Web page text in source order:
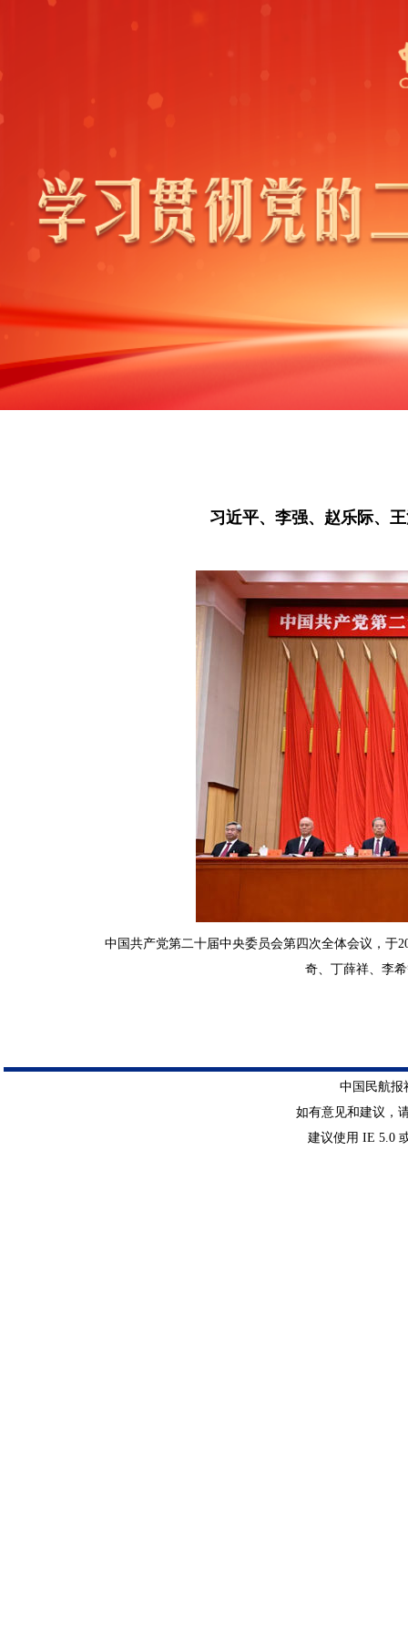
习近平、李强、赵乐际、
中国共产党第二十届中央委员会第四次全体会议，于
奇、丁薛祥、李
中国民航报
如有意见和建议，
建议使用 IE 5.0